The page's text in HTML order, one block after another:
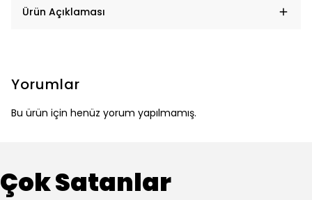
Ürün Açıklaması
Yorumlar
Bu ürün için henüz yorum yapılmamış.
Çok Satanlar